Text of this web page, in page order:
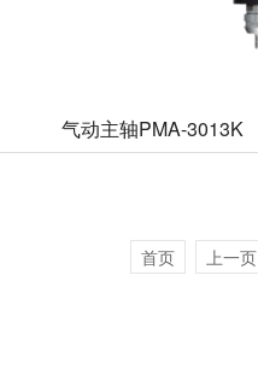
气动主轴PMA-3013K
首页 上一页